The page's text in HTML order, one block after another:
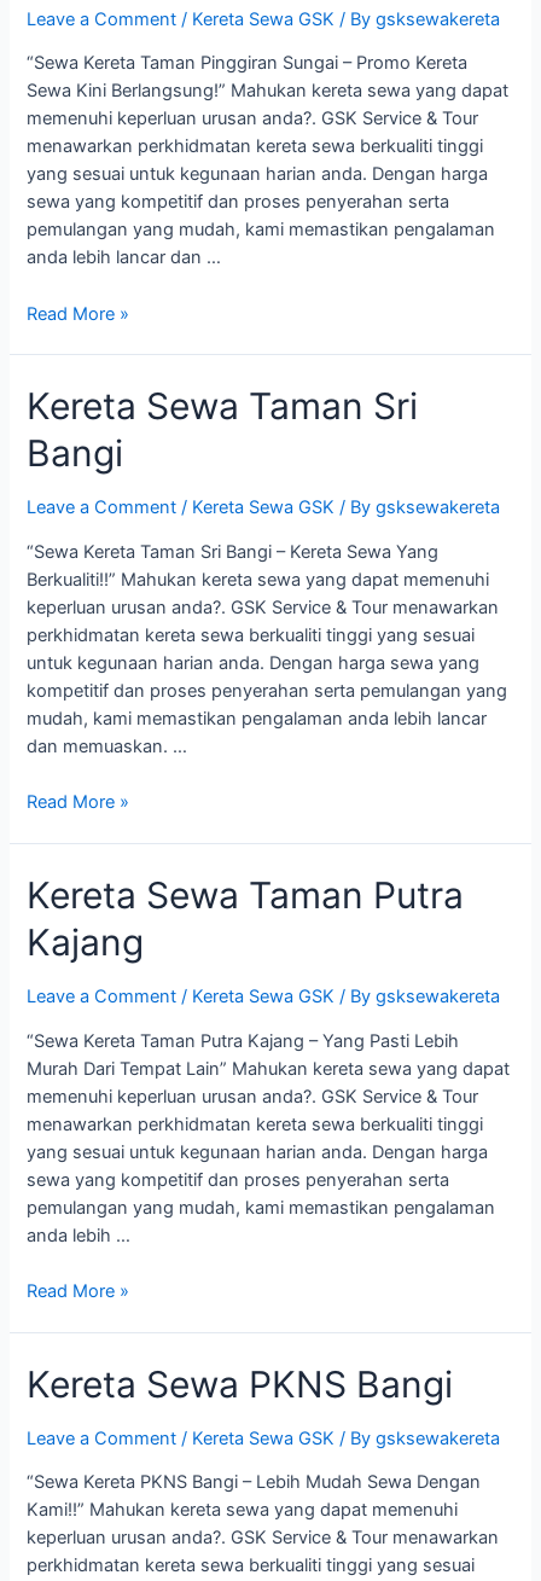
Leave a Comment / Kereta Sewa GSK / Bygsksewakereta
“Sewa Kereta Taman Pinggiran Sungai – Promo Kereta
Sewa Kini Berlangsung!” Mahukan kereta sewa yang dapat
memenuhi keperluan urusan anda?. GSK Service & Tour
menawarkan perkhidmatan kereta sewa berkualiti tinggi
yang sesuai untuk kegunaan harian anda. Dengan harga
sewa yang kompetitif dan proses penyerahan serta
pemulangan yang mudah, kami memastikan pengalaman
anda lebih lancar dan …
Kereta
Pinggiran
Sungai
Read More »
Kereta Sewa Taman Sri
Bangi
Leave a Comment / Kereta Sewa GSK / Bygsksewakereta
“Sewa Kereta Taman Sri Bangi – Kereta Sewa Yang
Berkualiti!!” Mahukan kereta sewa yang dapat memenuhi
keperluan urusan anda?. GSK Service & Tour menawarkan
perkhidmatan kereta sewa berkualiti tinggi yang sesuai
untuk kegunaan harian anda. Dengan harga sewa yang
kompetitif dan proses penyerahan serta pemulangan yang
mudah, kami memastikan pengalaman anda lebih lancar
dan memuaskan. …
Kereta
Sri
Bangi
Read More »
Kereta Sewa Taman Putra
Kajang
Leave a Comment / Kereta Sewa GSK / Bygsksewakereta
“Sewa Kereta Taman Putra Kajang – Yang Pasti Lebih
Murah Dari Tempat Lain” Mahukan kereta sewa yang dapat
memenuhi keperluan urusan anda?. GSK Service & Tour
menawarkan perkhidmatan kereta sewa berkualiti tinggi
yang sesuai untuk kegunaan harian anda. Dengan harga
sewa yang kompetitif dan proses penyerahan serta
pemulangan yang mudah, kami memastikan pengalaman
anda lebih …
Kereta
Putra
Kajang
Read More »
Kereta Sewa PKNS Bangi
Leave a Comment / Kereta Sewa GSK / Bygsksewakereta
“Sewa Kereta PKNS Bangi – Lebih Mudah Sewa Dengan
Kami!!” Mahukan kereta sewa yang dapat memenuhi
keperluan urusan anda?. GSK Service & Tour menawarkan
perkhidmatan kereta sewa berkualiti tinggi yang sesuai